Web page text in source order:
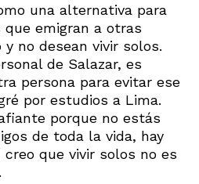
una alternativa para
emigran a otras
no desean vivir solos.
de Salazar, es
persona para evitar ese
por estudios a Lima.
porque no estás
de toda la vida, hay
que vivir solos no es